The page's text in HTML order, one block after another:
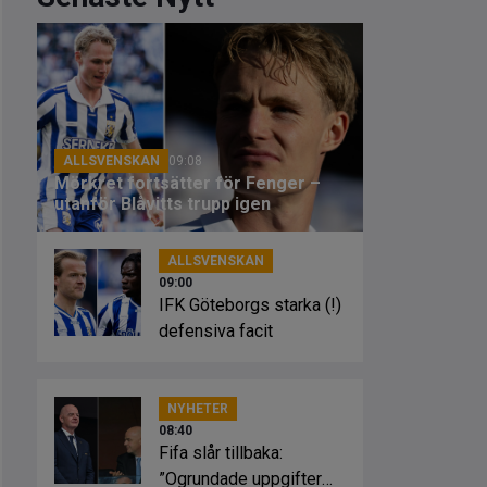
ALLSVENSKAN 09:08
Mörkret fortsätter för Fenger –
utanför Blåvitts trupp igen
ALLSVENSKAN
09:00
IFK Göteborgs starka (!)
defensiva facit
NYHETER
08:40
Fifa slår tillbaka:
”Ogrundade uppgifter